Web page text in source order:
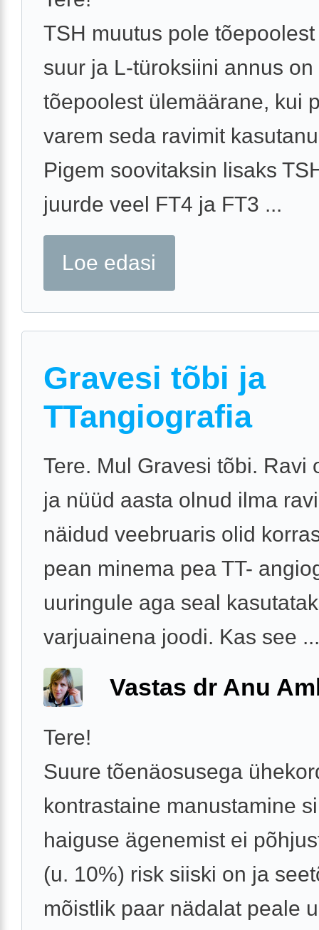
TSH muutus pole
suur ja L-türoksiini annus on
tõepoolest ülemäärane, kui
varem seda ravimit
Pigem soovitaksin lisaks
juurde veel FT4 ja FT3 ...
Loe edasi
Gravesi tõbi ja
TTangiografia
Tere. Mul Gravesi tõbi. Ravi
ja nüüd aasta olnud ilma
näidud veebruaris olid
pean minema pea TT-
uuringule aga seal
varjuainena joodi. Kas see ...
Vastas dr Anu
Tere!
Suure tõenäosusega
kontrastaine manustamine
haiguse ägenemist ei
(u. 10%) risk siiski on ja
mõistlik paar nädalat peale